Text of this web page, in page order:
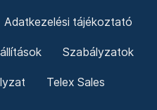
Adatkezelési tájékoztató
Szabályzatok
Telex Sales